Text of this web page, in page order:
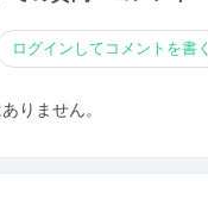
ログインしてコメントを書く
りません。